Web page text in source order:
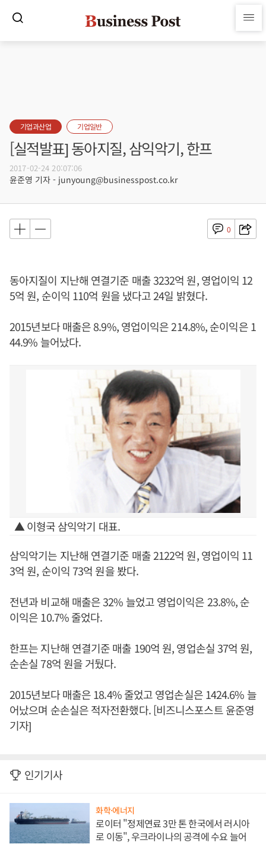
기업과산업 기업일반
[실적발표] 동아지질, 삼익악기, 한프
2017-02-24 20:07:06
윤준영 기자 - junyoung@businesspost.co.kr
0
동아지질이 지난해 연결기준 매출 3232억 원, 영업이익 12
5억 원, 순이익 110억 원을 냈다고 24일 밝혔다.
2015년보다 매출은 8.9%, 영업이익은 214.8%, 순이익은 1
44.9% 늘어났다.
▲ 이형국 삼익악기 대표.
삼익악기는 지난해 연결기준 매출 2122억 원, 영업이익 11
3억 원, 순이익 73억 원을 봤다.
전년과 비교해 매출은 32% 늘었고 영업이익은 23.8%, 순
이익은 10.7% 줄었다.
한프는 지난해 연결기준 매출 190억 원, 영업손실 37억 원,
순손실 78억 원을 거뒀다.
2015년보다 매출은 18.4% 줄었고 영업손실은 1424.6% 늘
어났으며 순손실은 적자전환했다. [비즈니스포스트 윤준영
기자]
인기기사
화학·에너지
로이터 "정제연료 3만 톤 한국에서 러시아
로 이동", 우크라이나의 공격에 수요 늘어